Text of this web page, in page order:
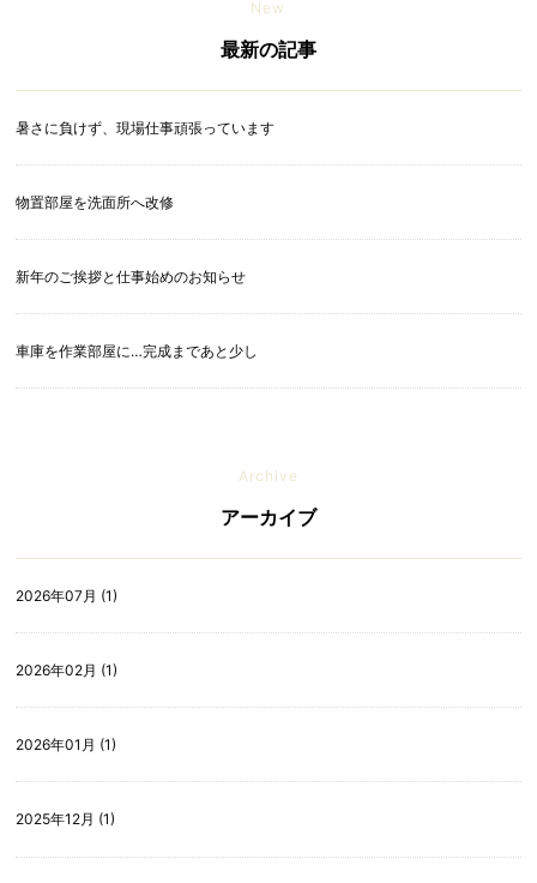
New
最新の記事
暑さに負けず、現場仕事頑張っています
物置部屋を洗面所へ改修
新年のご挨拶と仕事始めのお知らせ
車庫を作業部屋に…完成まであと少し
Archive
アーカイブ
2026年07月 (1)
2026年02月 (1)
2026年01月 (1)
2025年12月 (1)